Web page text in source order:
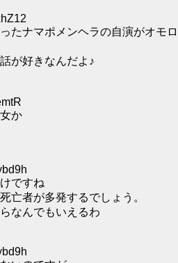
たナマポメンヘラの自演がオモロ
が好きなんだよ♪
か
ですね
亡者が多発するでしょう。
なんでもいえるわ